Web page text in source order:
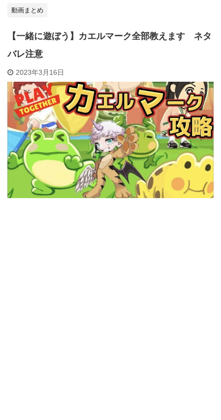
動画まとめ
【一緒に遊ぼう】カエルマーク全部教えます ネタ
バレ注意
2023年3月16日